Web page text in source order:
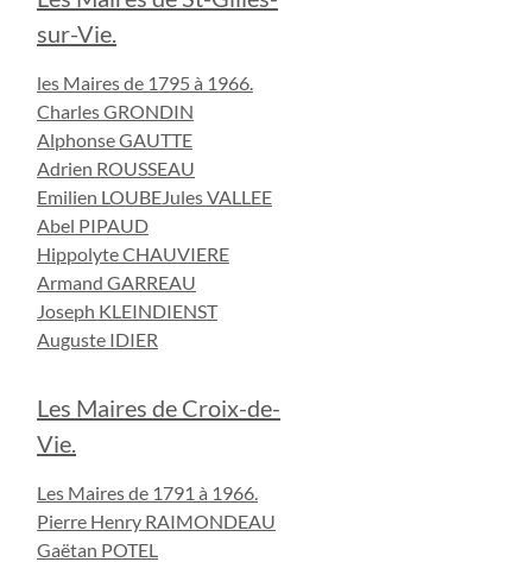
sur-Vie.
les Maires de 1795 à 1966.
Charles GRONDIN
Alphonse GAUTTE
Adrien ROUSSEAU
Emilien LOUBEJules VALLEE
Abel PIPAUD
Hippolyte CHAUVIERE
Armand GARREAU
Joseph KLEINDIENST
Auguste IDIER
Les Maires de Croix-de-
Vie.
Les Maires de 1791 à 1966.
Pierre Henry RAIMONDEAU
Gaëtan POTEL